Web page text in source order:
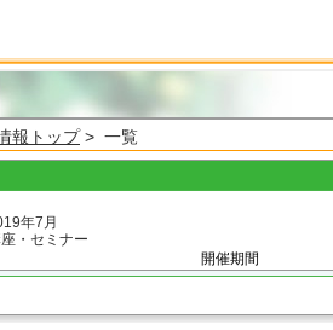
報トップ> 一覧
年7月
・セミナー
開催期間